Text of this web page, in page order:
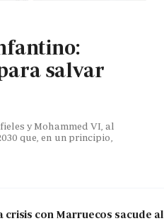
salvar
y Mohammed VI, al
que, en un principio,
crisis con Marruecos sacude al